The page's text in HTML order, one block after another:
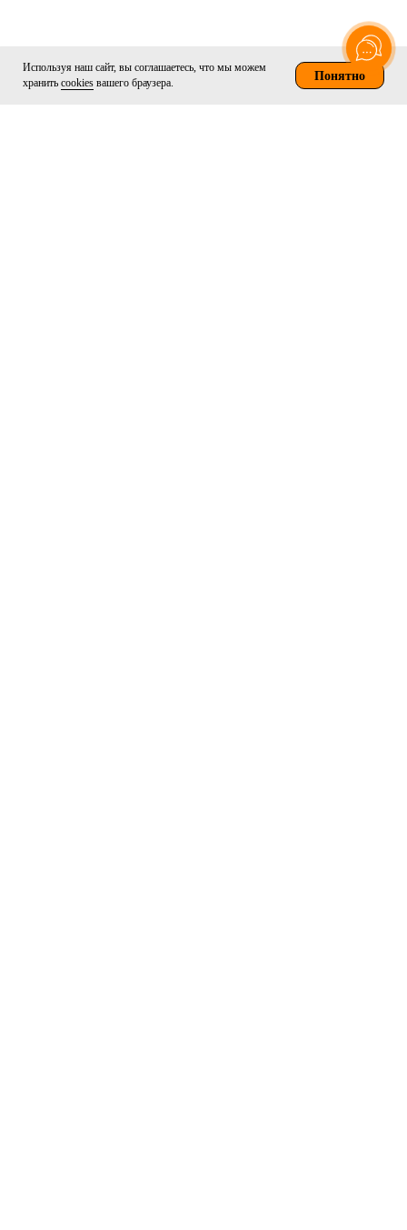
Используя наш сайт, вы соглашаетесь, что мы можем
хранить cookies вашего браузера.
Понятно